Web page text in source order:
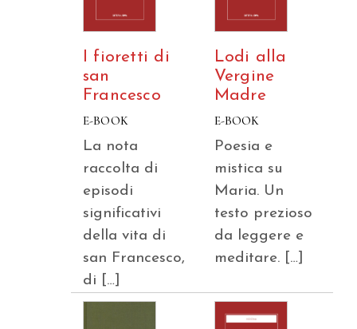
I fioretti di
san
Francesco
E-BOOK
La nota
raccolta di
episodi
significativi
della vita di
san Francesco,
di […]
Lodi alla
Vergine
Madre
E-BOOK
Poesia e
mistica su
Maria. Un
testo prezioso
da leggere e
meditare. […]